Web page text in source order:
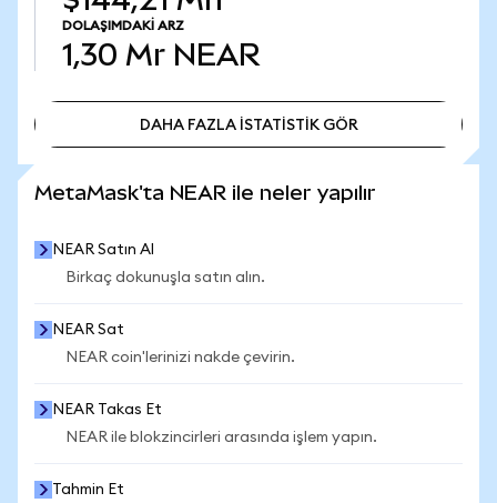
DOLAŞIMDAKI ARZ
1,30 Mr NEAR
DAHA FAZLA İSTATİSTİK GÖR
MetaMask'ta NEAR ile neler yapılır
NEAR Satın Al
Birkaç dokunuşla satın alın.
NEAR Sat
NEAR coin'lerinizi nakde çevirin.
NEAR Takas Et
NEAR ile blokzincirleri arasında işlem yapın.
Tahmin Et